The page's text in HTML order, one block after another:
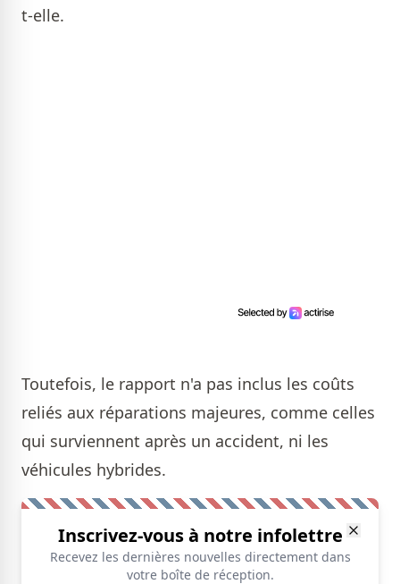
t-elle.
Toutefois, le rapport n'a pas inclus les coûts
reliés aux réparations majeures, comme celles
qui surviennent après un accident, ni les
véhicules hybrides.
Inscrivez-vous à notre infolettre
Recevez les dernières nouvelles directement dans
votre boîte de réception.